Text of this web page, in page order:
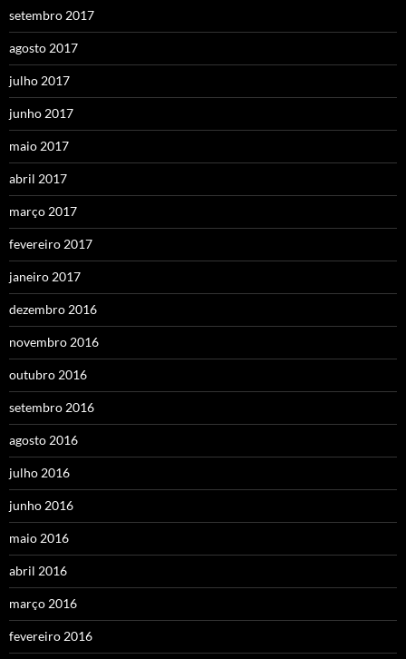
setembro 2017
agosto 2017
julho 2017
junho 2017
maio 2017
abril 2017
março 2017
fevereiro 2017
janeiro 2017
dezembro 2016
novembro 2016
outubro 2016
setembro 2016
agosto 2016
julho 2016
junho 2016
maio 2016
abril 2016
março 2016
fevereiro 2016